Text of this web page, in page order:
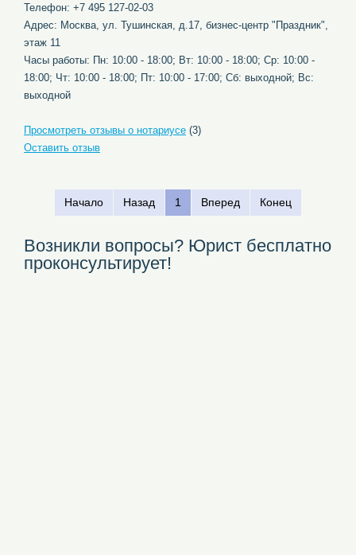
Телефон: +7 495 127-02-03
Адрес: Москва, ул. Тушинская, д.17, бизнес-центр "Праздник",
этаж 11
Часы работы: Пн: 10:00 - 18:00; Вт: 10:00 - 18:00; Ср: 10:00 -
18:00; Чт: 10:00 - 18:00; Пт: 10:00 - 17:00; Сб: выходной; Вс:
выходной
Просмотреть отзывы о нотариусе (3)
Оставить отзыв
Начало Назад 1 Вперед Конец
Возникли вопросы? Юрист бесплатно
проконсультирует!